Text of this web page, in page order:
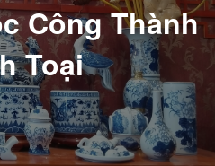
Công Thành
Toại